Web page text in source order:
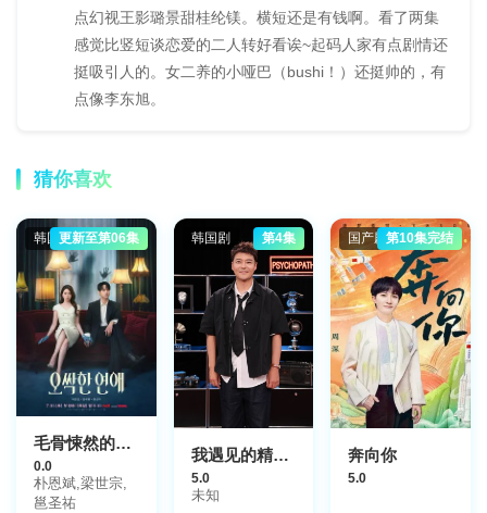
点幻视王影璐景甜桂纶镁。横短还是有钱啊。看了两集
感觉比竖短谈恋爱的二人转好看诶~起码人家有点剧情还
挺吸引人的。女二养的小哑巴（bushi！）还挺帅的，有
点像李东旭。
猜你喜欢
韩国剧更新至第06集
毛骨悚然的恋爱
0.0
朴恩斌,梁世宗,
邕圣祐
韩国剧 第4集
我遇见的精神病态者
5.0
未知
国产剧第10集完结
奔向你
5.0